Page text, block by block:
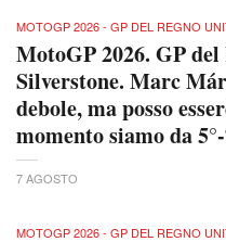
MOTOGP 2026 - GP DEL REGNO
MotoGP 2026. GP
Silverstone. Marc
debole, ma posso
momento siamo da
7 AGOSTO
MOTOGP 2026 - GP DEL REGNO